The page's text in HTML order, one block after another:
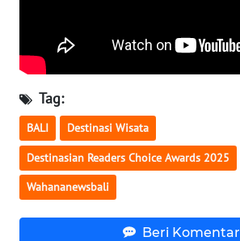
Tag:
BALI Destinasi Wisata
Destinasian Readers Choice Awards 2025
Wahananewsbali
Beri Komentar
WN
WN
KALTENG
WN